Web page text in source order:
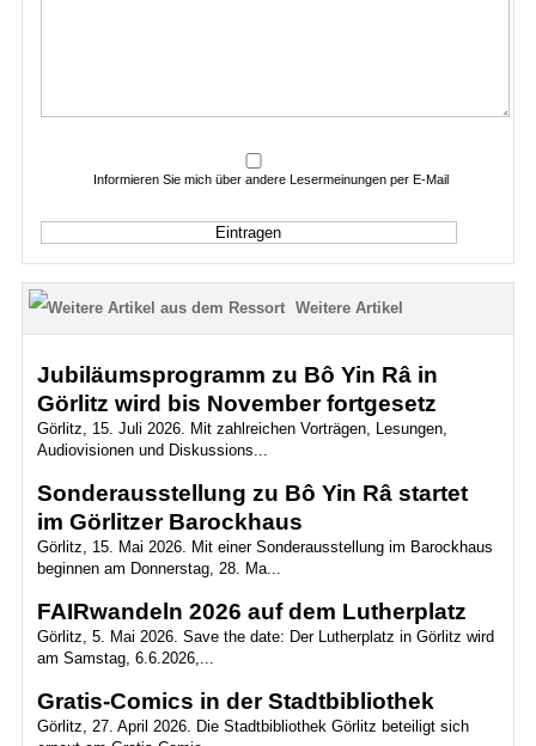
Informieren Sie mich über andere Lesermeinungen per E-Mail
Weitere Artikel
Jubiläumsprogramm zu Bô Yin Râ in
Görlitz wird bis November fortgesetz
Görlitz, 15. Juli 2026. Mit zahlreichen Vorträgen, Lesungen,
Audiovisionen und Diskussions...
Sonderausstellung zu Bô Yin Râ startet
im Görlitzer Barockhaus
Görlitz, 15. Mai 2026. Mit einer Sonderausstellung im Barockhaus
beginnen am Donnerstag, 28. Ma...
FAIRwandeln 2026 auf dem Lutherplatz
Görlitz, 5. Mai 2026. Save the date: Der Lutherplatz in Görlitz wird
am Samstag, 6.6.2026,...
Gratis-Comics in der Stadtbibliothek
Görlitz, 27. April 2026. Die Stadtbibliothek Görlitz beteiligt sich